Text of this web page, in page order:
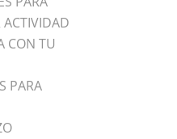
ACTIVIDAD
CON TU
PARA